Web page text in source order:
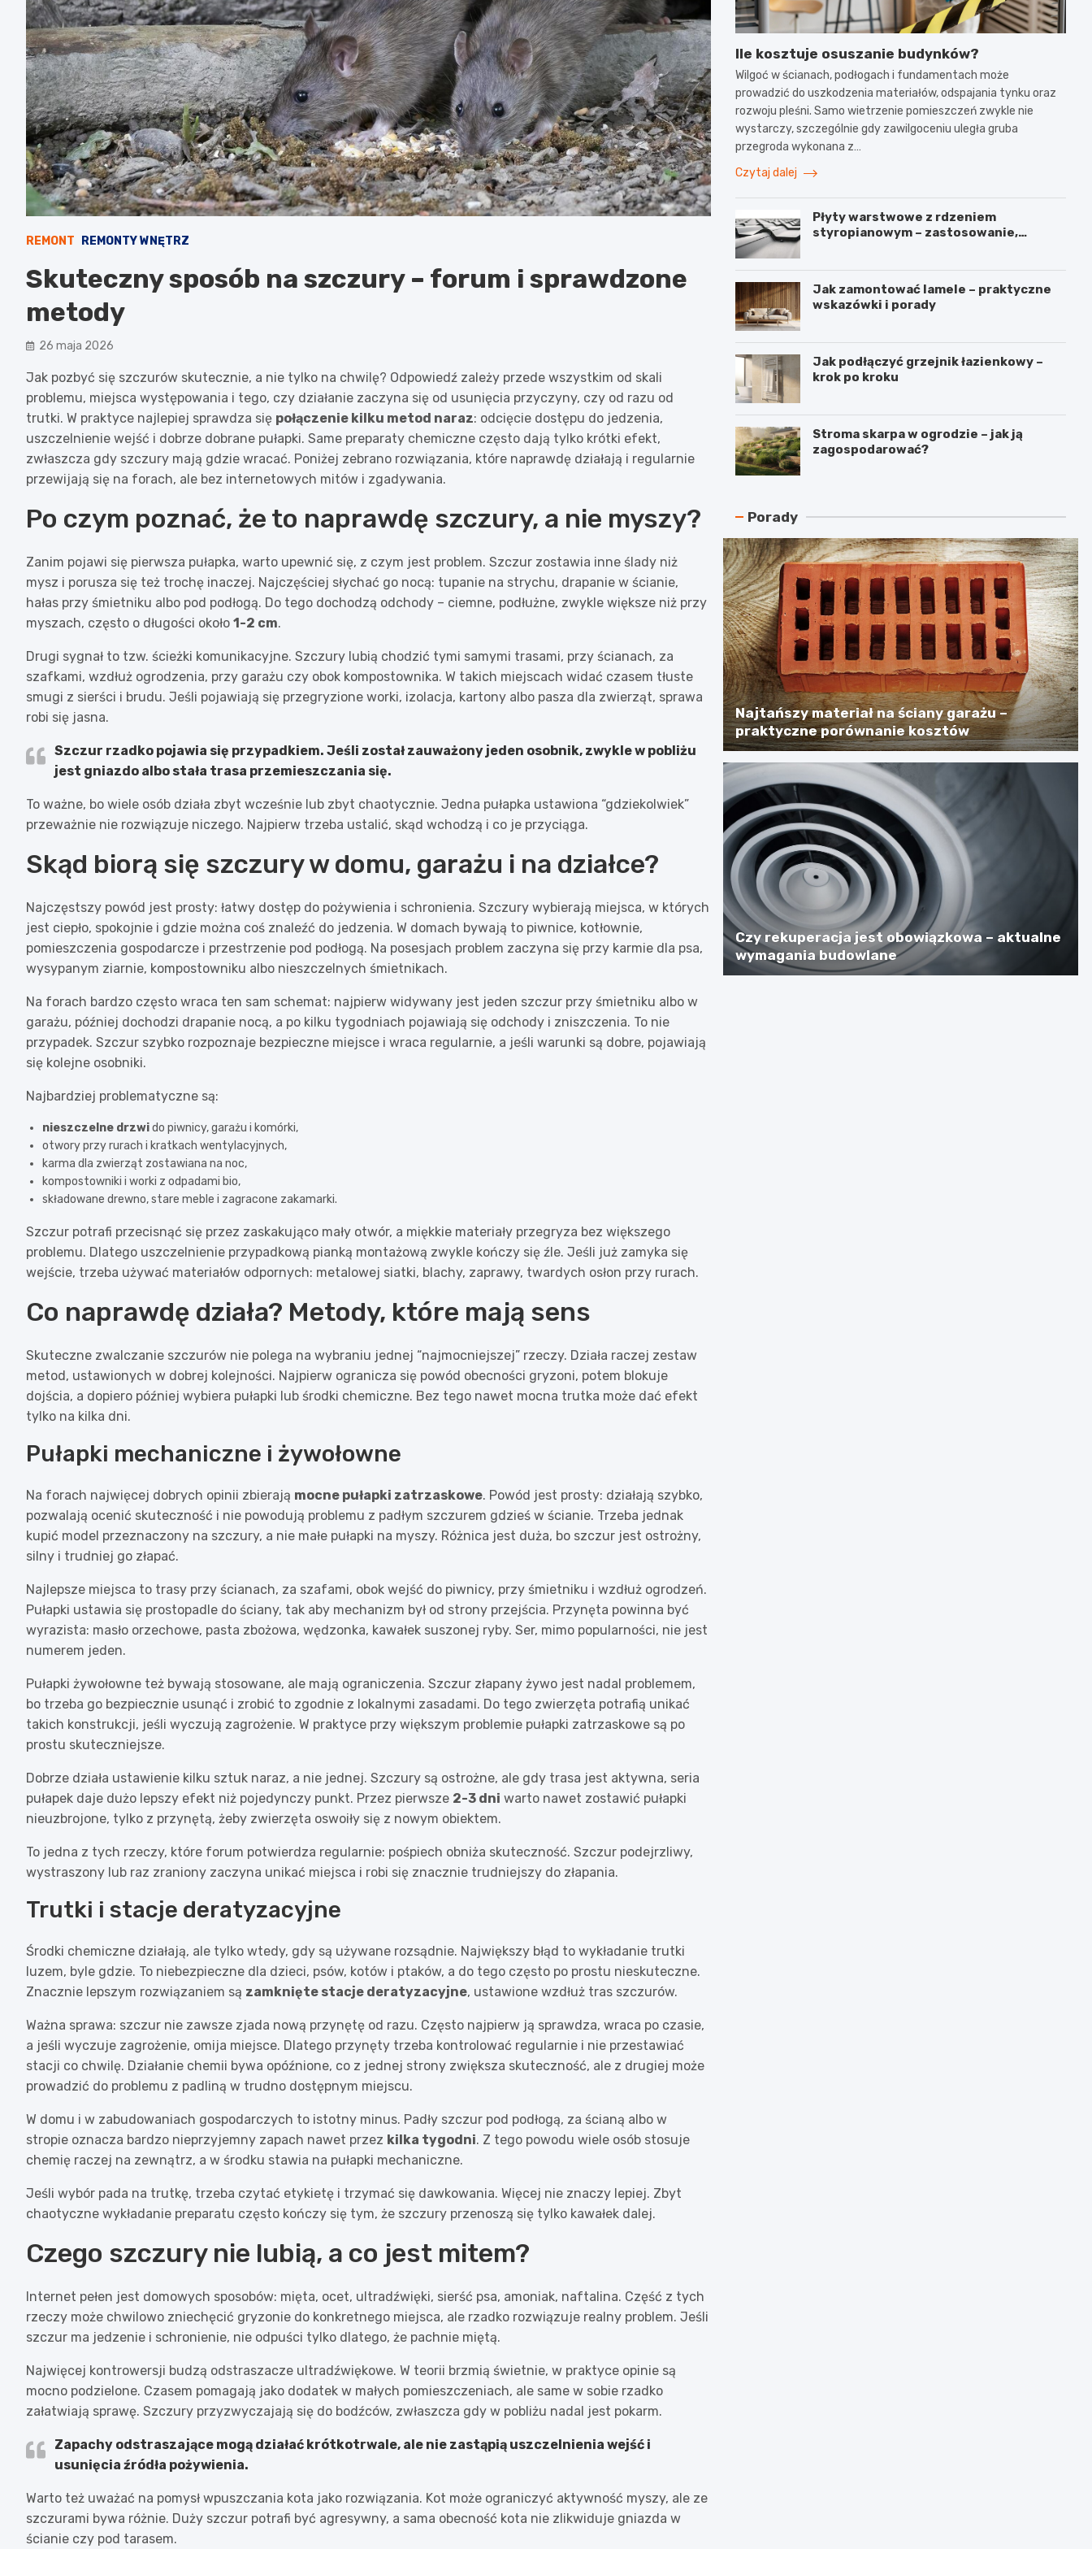
REMONT REMONTY WNĘTRZ
Skuteczny sposób na szczury – forum i sprawdzone
metody
26 maja 2026
Jak pozbyć się szczurów skutecznie, a nie tylko na chwilę? Odpowiedź zależy przede wszystkim od skali
problemu, miejsca występowania i tego, czy działanie zaczyna się od usunięcia przyczyny, czy od razu od
trutki. W praktyce najlepiej sprawdza się połączenie kilku metod naraz: odcięcie dostępu do jedzenia,
uszczelnienie wejść i dobrze dobrane pułapki. Same preparaty chemiczne często dają tylko krótki efekt,
zwłaszcza gdy szczury mają gdzie wracać. Poniżej zebrano rozwiązania, które naprawdę działają i regularnie
przewijają się na forach, ale bez internetowych mitów i zgadywania.
Po czym poznać, że to naprawdę szczury, a nie myszy?
Zanim pojawi się pierwsza pułapka, warto upewnić się, z czym jest problem. Szczur zostawia inne ślady niż
mysz i porusza się też trochę inaczej. Najczęściej słychać go nocą: tupanie na strychu, drapanie w ścianie,
hałas przy śmietniku albo pod podłogą. Do tego dochodzą odchody – ciemne, podłużne, zwykle większe niż przy
myszach, często o długości około 1-2 cm.
Drugi sygnał to tzw. ścieżki komunikacyjne. Szczury lubią chodzić tymi samymi trasami, przy ścianach, za
szafkami, wzdłuż ogrodzenia, przy garażu czy obok kompostownika. W takich miejscach widać czasem tłuste
smugi z sierści i brudu. Jeśli pojawiają się przegryzione worki, izolacja, kartony albo pasza dla zwierząt, sprawa
robi się jasna.
Szczur rzadko pojawia się przypadkiem. Jeśli został zauważony jeden osobnik, zwykle w pobliżu
jest gniazdo albo stała trasa przemieszczania się.
To ważne, bo wiele osób działa zbyt wcześnie lub zbyt chaotycznie. Jedna pułapka ustawiona “gdziekolwiek”
przeważnie nie rozwiązuje niczego. Najpierw trzeba ustalić, skąd wchodzą i co je przyciąga.
Skąd biorą się szczury w domu, garażu i na działce?
Najczęstszy powód jest prosty: łatwy dostęp do pożywienia i schronienia. Szczury wybierają miejsca, w których
jest ciepło, spokojnie i gdzie można coś znaleźć do jedzenia. W domach bywają to piwnice, kotłownie,
pomieszczenia gospodarcze i przestrzenie pod podłogą. Na posesjach problem zaczyna się przy karmie dla psa,
wysypanym ziarnie, kompostowniku albo nieszczelnych śmietnikach.
Na forach bardzo często wraca ten sam schemat: najpierw widywany jest jeden szczur przy śmietniku albo w
garażu, później dochodzi drapanie nocą, a po kilku tygodniach pojawiają się odchody i zniszczenia. To nie
przypadek. Szczur szybko rozpoznaje bezpieczne miejsce i wraca regularnie, a jeśli warunki są dobre, pojawiają
się kolejne osobniki.
Najbardziej problematyczne są:
nieszczelne drzwido piwnicy, garażu i komórki,
otwory przy rurach i kratkach wentylacyjnych,
karma dla zwierząt zostawiana na noc,
kompostowniki i worki z odpadami bio,
składowane drewno, stare meble i zagracone zakamarki.
Szczur potrafi przecisnąć się przez zaskakująco mały otwór, a miękkie materiały przegryza bez większego
problemu. Dlatego uszczelnienie przypadkową pianką montażową zwykle kończy się źle. Jeśli już zamyka się
wejście, trzeba używać materiałów odpornych: metalowej siatki, blachy, zaprawy, twardych osłon przy rurach.
Co naprawdę działa? Metody, które mają sens
Skuteczne zwalczanie szczurów nie polega na wybraniu jednej “najmocniejszej” rzeczy. Działa raczej zestaw
metod, ustawionych w dobrej kolejności. Najpierw ogranicza się powód obecności gryzoni, potem blokuje
dojścia, a dopiero później wybiera pułapki lub środki chemiczne. Bez tego nawet mocna trutka może dać efekt
tylko na kilka dni.
Pułapki mechaniczne i żywołowne
Na forach najwięcej dobrych opinii zbierają mocne pułapki zatrzaskowe. Powód jest prosty: działają szybko,
pozwalają ocenić skuteczność i nie powodują problemu z padłym szczurem gdzieś w ścianie. Trzeba jednak
kupić model przeznaczony na szczury, a nie małe pułapki na myszy. Różnica jest duża, bo szczur jest ostrożny,
silny i trudniej go złapać.
Najlepsze miejsca to trasy przy ścianach, za szafami, obok wejść do piwnicy, przy śmietniku i wzdłuż ogrodzeń.
Pułapki ustawia się prostopadle do ściany, tak aby mechanizm był od strony przejścia. Przynęta powinna być
wyrazista: masło orzechowe, pasta zbożowa, wędzonka, kawałek suszonej ryby. Ser, mimo popularności, nie jest
numerem jeden.
Pułapki żywołowne też bywają stosowane, ale mają ograniczenia. Szczur złapany żywo jest nadal problemem,
bo trzeba go bezpiecznie usunąć i zrobić to zgodnie z lokalnymi zasadami. Do tego zwierzęta potrafią unikać
takich konstrukcji, jeśli wyczują zagrożenie. W praktyce przy większym problemie pułapki zatrzaskowe są po
prostu skuteczniejsze.
Dobrze działa ustawienie kilku sztuk naraz, a nie jednej. Szczury są ostrożne, ale gdy trasa jest aktywna, seria
pułapek daje dużo lepszy efekt niż pojedynczy punkt. Przez pierwsze 2-3 dni warto nawet zostawić pułapki
nieuzbrojone, tylko z przynętą, żeby zwierzęta oswoiły się z nowym obiektem.
To jedna z tych rzeczy, które forum potwierdza regularnie: pośpiech obniża skuteczność. Szczur podejrzliwy,
wystraszony lub raz zraniony zaczyna unikać miejsca i robi się znacznie trudniejszy do złapania.
Trutki i stacje deratyzacyjne
Środki chemiczne działają, ale tylko wtedy, gdy są używane rozsądnie. Największy błąd to wykładanie trutki
luzem, byle gdzie. To niebezpieczne dla dzieci, psów, kotów i ptaków, a do tego często po prostu nieskuteczne.
Znacznie lepszym rozwiązaniem są zamknięte stacje deratyzacyjne, ustawione wzdłuż tras szczurów.
Ważna sprawa: szczur nie zawsze zjada nową przynętę od razu. Często najpierw ją sprawdza, wraca po czasie,
a jeśli wyczuje zagrożenie, omija miejsce. Dlatego przynęty trzeba kontrolować regularnie i nie przestawiać
stacji co chwilę. Działanie chemii bywa opóźnione, co z jednej strony zwiększa skuteczność, ale z drugiej może
prowadzić do problemu z padliną w trudno dostępnym miejscu.
W domu i w zabudowaniach gospodarczych to istotny minus. Padły szczur pod podłogą, za ścianą albo w
stropie oznacza bardzo nieprzyjemny zapach nawet przez kilka tygodni. Z tego powodu wiele osób stosuje
chemię raczej na zewnątrz, a w środku stawia na pułapki mechaniczne.
Jeśli wybór pada na trutkę, trzeba czytać etykietę i trzymać się dawkowania. Więcej nie znaczy lepiej. Zbyt
chaotyczne wykładanie preparatu często kończy się tym, że szczury przenoszą się tylko kawałek dalej.
Czego szczury nie lubią, a co jest mitem?
Internet pełen jest domowych sposobów: mięta, ocet, ultradźwięki, sierść psa, amoniak, naftalina. Część z tych
rzeczy może chwilowo zniechęcić gryzonie do konkretnego miejsca, ale rzadko rozwiązuje realny problem. Jeśli
szczur ma jedzenie i schronienie, nie odpuści tylko dlatego, że pachnie miętą.
Najwięcej kontrowersji budzą odstraszacze ultradźwiękowe. W teorii brzmią świetnie, w praktyce opinie są
mocno podzielone. Czasem pomagają jako dodatek w małych pomieszczeniach, ale same w sobie rzadko
załatwiają sprawę. Szczury przyzwyczajają się do bodźców, zwłaszcza gdy w pobliżu nadal jest pokarm.
Zapachy odstraszające mogą działać krótkotrwale, ale nie zastąpią uszczelnienia wejść i
usunięcia źródła pożywienia.
Warto też uważać na pomysł wpuszczania kota jako rozwiązania. Kot może ograniczyć aktywność myszy, ale ze
szczurami bywa różnie. Duży szczur potrafi być agresywny, a sama obecność kota nie zlikwiduje gniazda w
ścianie czy pod tarasem.
Ile kosztuje osuszanie budynków?
Wilgoć w ścianach, podłogach i fundamentach może
prowadzić do uszkodzenia materiałów, odspajania tynku oraz
rozwoju pleśni. Samo wietrzenie pomieszczeń zwykle nie
wystarczy, szczególnie gdy zawilgoceniu uległa gruba
przegroda wykonana z…
Czytaj dalej
Płyty warstwowe z rdzeniem
styropianowym – zastosowanie,
Jak zamontować lamele – praktyczne
wskazówki i porady
Jak podłączyć grzejnik łazienkowy –
krok po kroku
Stroma skarpa w ogrodzie – jak ją
zagospodarować?
Porady
Najtańszy materiał na ściany garażu –
praktyczne porównanie kosztów
Czy rekuperacja jest obowiązkowa – aktualne
wymagania budowlane